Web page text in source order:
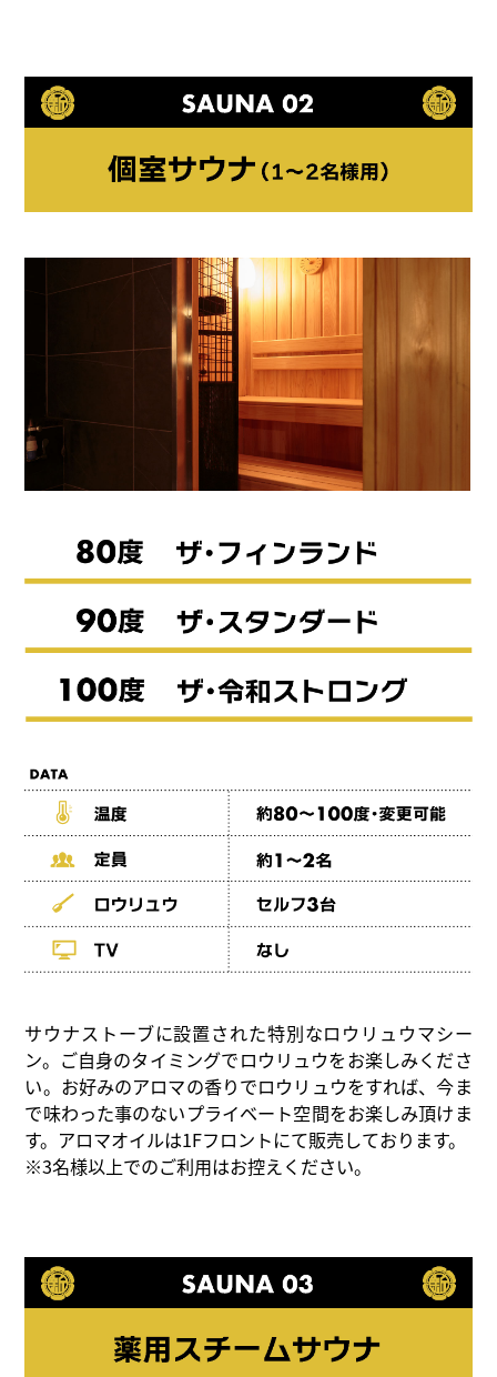
サウナストーブに設置された特別なロウリュウマシー
ン。ご自身のタイミングでロウリュウをお楽しみくださ
い。お好みのアロマの香りでロウリュウをすれば、今ま
で味わった事のないプライベート空間をお楽しみ頂けま
す。アロマオイルは1Fフロントにて販売しております。
※3名様以上でのご利用はお控えください。